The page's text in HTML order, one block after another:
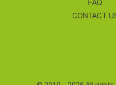
FAQ
CONTACT